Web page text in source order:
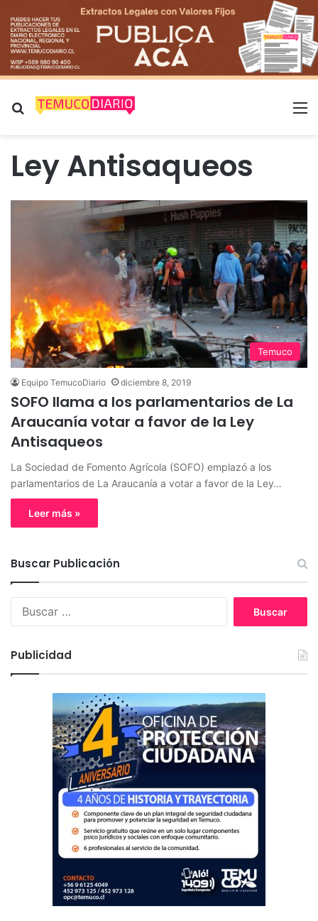
Buscar por
Ley Antisaqueos
Temuco
Equipo TemucoDiario diciembre 8, 2019
SOFO llama a los parlamentarios de La
Araucanía votar a favor de la Ley
Antisaqueos
La Sociedad de Fomento Agrícola (SOFO) emplazó a los
parlamentarios de La Araucanía a votar a favor de la Ley…
Leer más »
Buscar Publicación
:
Publicidad